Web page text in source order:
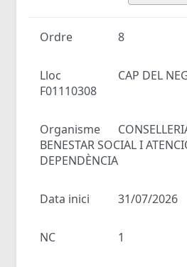
Ordre 8
Lloc
CAP DEL
F01110308
Organisme
BENESTAR SOCIAL I
DEPENDÈNCIA
Data inici 31/07/2026
NC 1